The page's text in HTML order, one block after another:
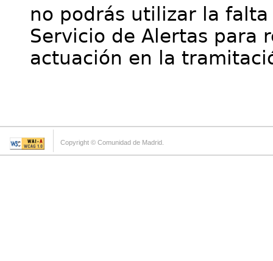
no podrás utilizar la
Servicio de Alertas para
actuación en la
Copyright © Comunidad de Madrid.